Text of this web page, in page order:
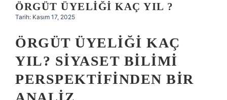
ÖRGÜT ÜYELIĞI KAÇ YIL ?
Tarih: Kasım 17, 2025
ÖRGÜT ÜYELIĞI KAÇ
YIL? SIYASET BILIMI
PERSPEKTIFINDEN BIR